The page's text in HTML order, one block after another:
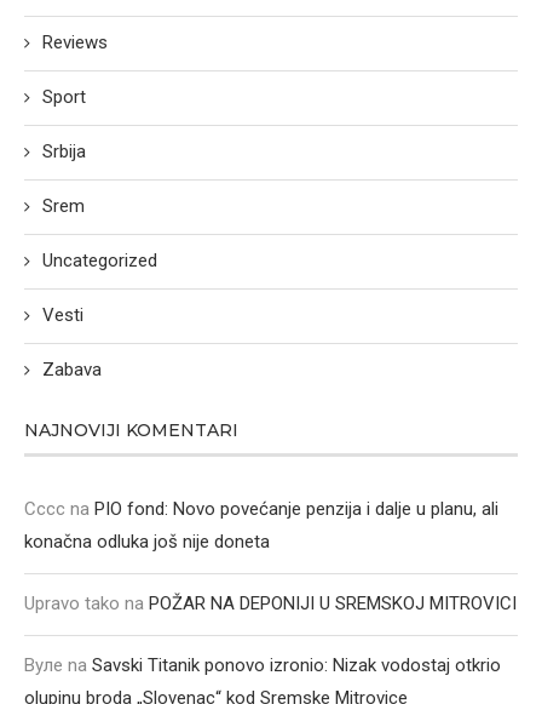
Reviews
Sport
Srbija
Srem
Uncategorized
Vesti
Zabava
NAJNOVIJI KOMENTARI
Cccc na PIO fond: Novo povećanje penzija i dalje u planu, ali
konačna odluka još nije doneta
Upravo tako na POŽAR NA DEPONIJI U SREMSKOJ MITROVICI
Вуле na Savski Titanik ponovo izronio: Nizak vodostaj otkrio
olupinu broda „Slovenac“ kod Sremske Mitrovice